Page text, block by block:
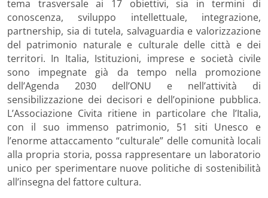
tema trasversale ai 17 obiettivi, sia in termini di
conoscenza, sviluppo intellettuale, integrazione,
partnership, sia di tutela, salvaguardia e valorizzazione
del patrimonio naturale e culturale delle città e dei
territori. In Italia, Istituzioni, imprese e società civile
sono impegnate già da tempo nella promozione
dell’Agenda 2030 dell’ONU e nell’attività di
sensibilizzazione dei decisori e dell’opinione pubblica.
L’Associazione Civita ritiene in particolare che l’Italia,
con il suo immenso patrimonio, 51 siti Unesco e
l’enorme attaccamento “culturale” delle comunità locali
alla propria storia, possa rappresentare un laboratorio
unico per sperimentare nuove politiche di sostenibilità
all’insegna del fattore cultura.